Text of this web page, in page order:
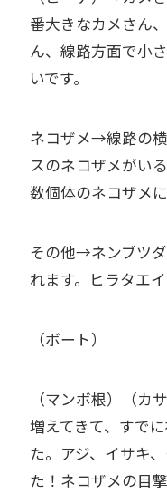
番大きなカメさん
ん、線路方面で小
いです。
ネコザメ→線路の
スのネコザメがい
数個体のネコザメ
その他→ネンブツ
れます。ヒラタエ
（ボート）
（マンボ根）（カ
増えてきて、すで
た。アジ、イサキ
た！ネコザメの目